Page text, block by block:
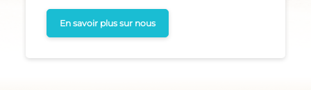
En savoir plus sur nous